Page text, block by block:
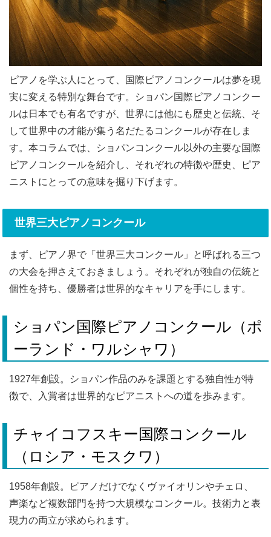
ピアノを学ぶ人にとって、国際ピアノコンクールは夢を現
実に変える特別な舞台です。ショパン国際ピアノコンクー
ルは日本でも有名ですが、世界には他にも歴史と伝統、そ
して世界中の才能が集う名だたるコンクールが存在しま
す。本コラムでは、ショパンコンクール以外の主要な国際
ピアノコンクールを紹介し、それぞれの特徴や歴史、ピア
ニストにとっての意味を掘り下げます。
世界三大ピアノコンクール
まず、ピアノ界で「世界三大コンクール」と呼ばれる三つ
の大会を押さえておきましょう。それぞれが独自の伝統と
個性を持ち、優勝者は世界的なキャリアを手にします。
ショパン国際ピアノコンクール（ポ
ーランド・ワルシャワ）
1927年創設。ショパン作品のみを課題とする独自性が特
徴で、入賞者は世界的なピアニストへの道を歩みます。
チャイコフスキー国際コンクール
（ロシア・モスクワ）
1958年創設。ピアノだけでなくヴァイオリンやチェロ、
声楽など複数部門を持つ大規模なコンクール。技術力と表
現力の両立が求められます。